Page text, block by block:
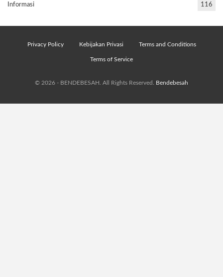
Informasi 116
Privacy Policy Kebijakan Privasi Terms and Conditions
Terms of Service
© 2026 - BENDEBESAH. All Rights Reserved. Bendebesah